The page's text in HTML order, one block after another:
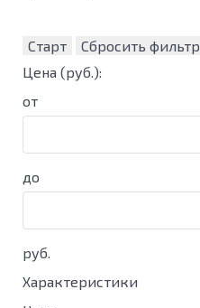
Старт
Сбросить фильтр
Цена (руб.):
от
до
руб.
Характеристики